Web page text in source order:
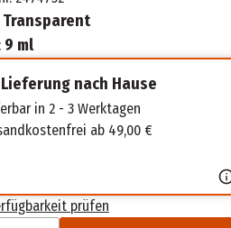
Transparent
9 ml
Lieferung nach Hause
in 2 - 3 Werktagen
ab 49,00 €
prüfen